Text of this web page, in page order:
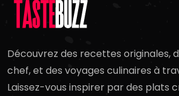
Découvrez des recettes originales,
chef, et des voyages culinaires à
Laissez-vous inspirer par des plats